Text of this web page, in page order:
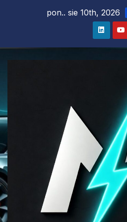
pon.. sie 10th, 2026